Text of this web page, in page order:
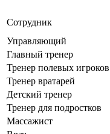
Сотрудник
Управляющий
Главный тренер
Тренер полевых игроков
Тренер вратарей
Детский тренер
Тренер для подростков
Массажист